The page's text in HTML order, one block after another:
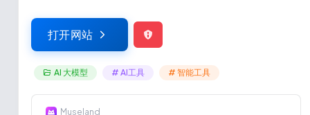
打开网站
AI 大模型 # AI工具 # 智能工具
Museland